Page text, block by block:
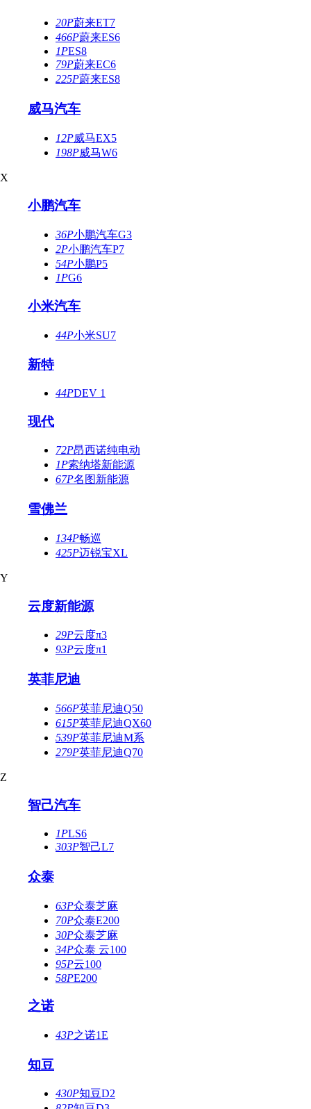
20P蔚来ET7
466P蔚来ES6
1PES8
79P蔚来EC6
225P蔚来ES8
威马汽车
12P威马EX5
198P威马W6
X
小鹏汽车
36P小鹏汽车G3
2P小鹏汽车P7
54P小鹏P5
1PG6
小米汽车
44P小米SU7
新特
44PDEV 1
现代
72P昂西诺纯电动
1P索纳塔新能源
67P名图新能源
雪佛兰
134P畅巡
425P迈锐宝XL
Y
云度新能源
29P云度π3
93P云度π1
英菲尼迪
566P英菲尼迪Q50
615P英菲尼迪QX60
539P英菲尼迪M系
279P英菲尼迪Q70
Z
智己汽车
1PLS6
303P智己L7
众泰
63P众泰芝麻
70P众泰E200
30P众泰芝麻
34P众泰 云100
95P云100
58PE200
之诺
43P之诺1E
知豆
430P知豆D2